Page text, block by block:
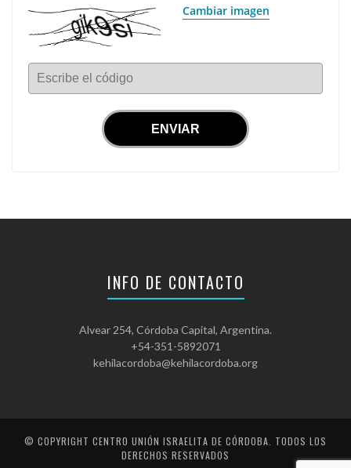
Cambiar imagen
Escribe el código
INFO DE CONTACTO
Alvear 254, Córdoba Capital, Argentina.
+54-351-5892071
kehilacordoba@kehilacordoba.org
© COPYRIGHT CENTRO UNIÓN ISRAELITA DE CÓRDOBA . TODOS LOS
DERECHOS RESERVADOS